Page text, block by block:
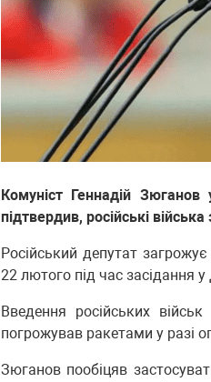
Комуніст Геннадій
підтвердив, російські
Російський депутат
22 лютого під час засідання
Введення російських
погрожував ракетами у разі
Зюганов пообіцяв